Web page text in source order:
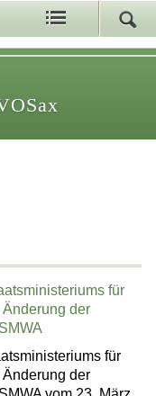
für
der
für
der